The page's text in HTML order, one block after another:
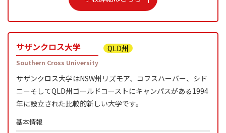
サザンクロス大学
Southern Cross University
QLD州
サザンクロス大学はNSW州リズモア、コフスハーバー、シド
ニーそしてQLD州ゴールドコーストにキャンパスがある1994
年に設立された比較的新しい大学です。
基本情報